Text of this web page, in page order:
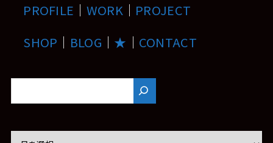
PROFILE ｜ WORK ｜ PROJECT
SHOP ｜ BLOG ｜ ★ ｜ CONTACT